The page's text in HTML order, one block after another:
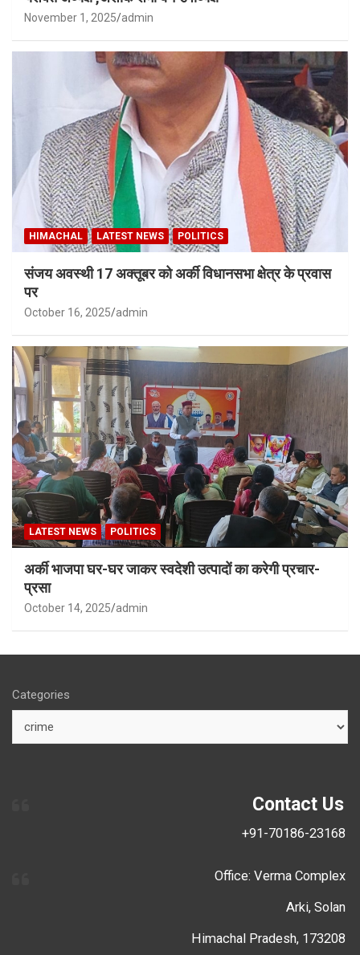
November 1, 2025 admin
HIMACHAL LATEST NEWS POLITICS
संजय अवस्थी 17 अक्तूबर को अर्की विधानसभा क्षेत्र के प्रवास
पर
October 16, 2025 admin
LATEST NEWS POLITICS
अर्की भाजपा घर-घर जाकर स्वदेशी उत्पादों का करेगी प्रचार-
प्रसा
October 14, 2025 admin
Categories
Contact Us
+91-70186-23168
Office: Verma Complex
Arki, Solan
Himachal Pradesh, 173208